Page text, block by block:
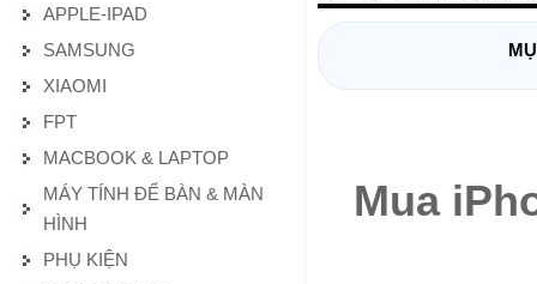
APPLE-IPAD
SAMSUNG
XIAOMI
FPT
MACBOOK & LAPTOP
MÁY TÍNH ĐỂ BÀN & MÀN
HÌNH
PHỤ KIỆN
Mua